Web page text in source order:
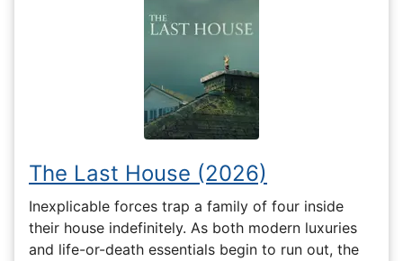
The Last House (2026)
Inexplicable forces trap a family of four inside
their house indefinitely. As both modern luxuries
and life-or-death essentials begin to run out, the